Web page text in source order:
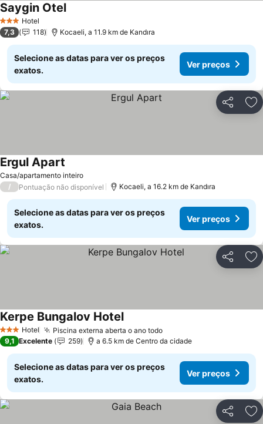
3 EstrelasHotel
Saygin OtelVer preços
7,3 118 Kocaeli, a 11.9 km de Kandıra
Selecione as datas para ver os preços
exatos.
Ver preços
Partilhar
Casa/apartamento inteiro
Ergul Apart
/ Pontuação não disponível Kocaeli, a 16.2 km de Kandıra
Selecione as datas para ver os preços
exatos.
Ver preços
Partilhar
3 EstrelasHotel Piscina externa aberta o ano todoVer preços
Kerpe Bungalov HotelVer preços
9,1 Excelente 259 a 6.5 km de Centro da cidade
Selecione as datas para ver os preços
exatos.
Ver preços
Partilhar